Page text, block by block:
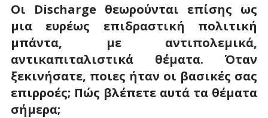
Οι Discharge θεωρούνται επίσης ως
μια ευρέως επιδραστική πολιτική
μπάντα, με αντιπολεμικά,
αντικαπιταλιστικά θέματα. Όταν
ξεκινήσατε, ποιες ήταν οι βασικές σας
επιρροές; Πώς βλέπετε αυτά τα θέματα
σήμερα;